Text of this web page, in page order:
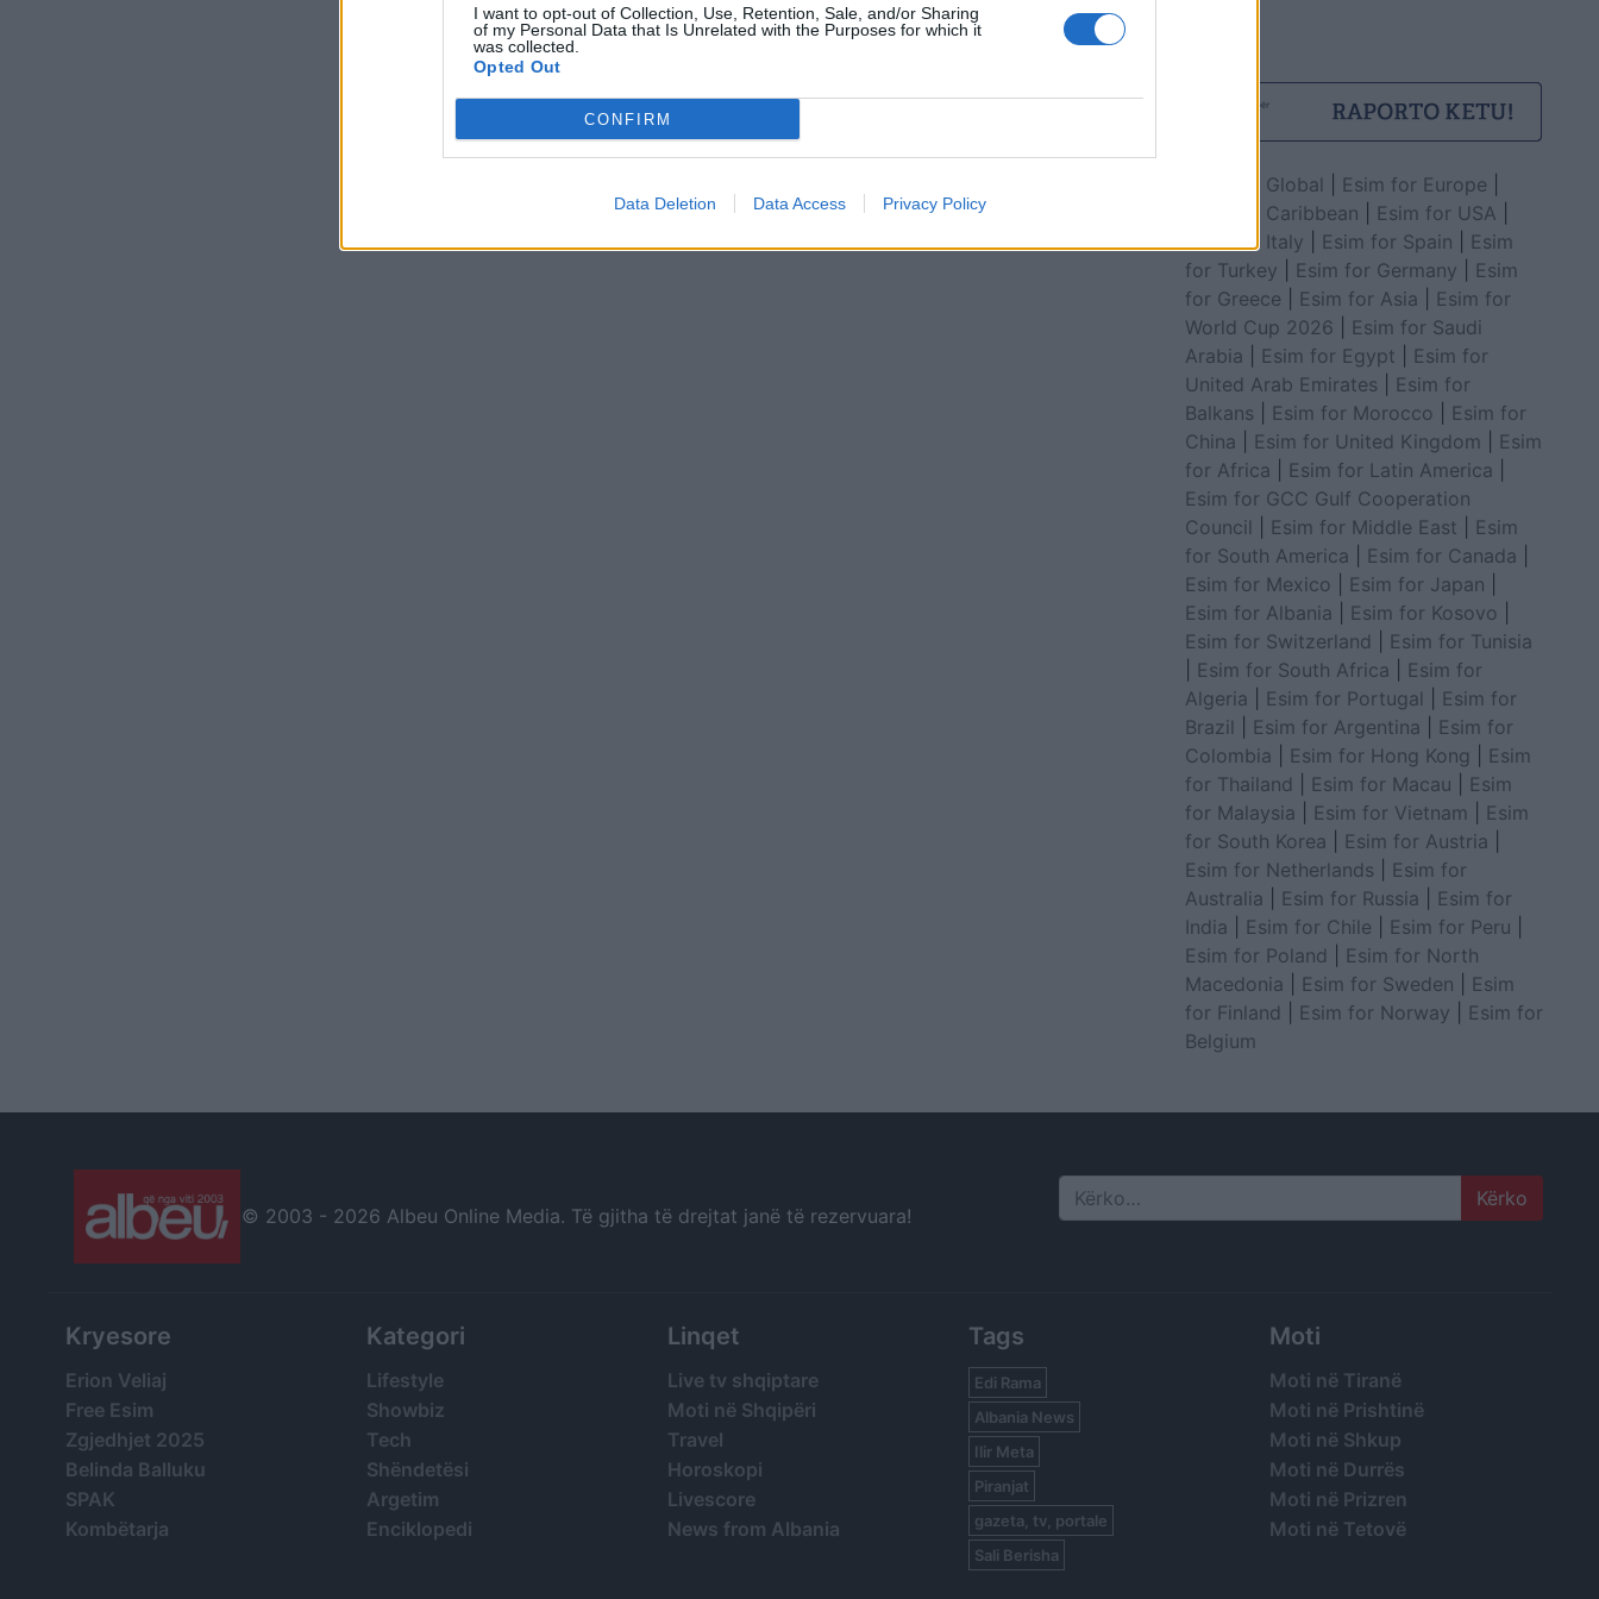
I want to opt-out of Collection, Use, Retention, Sale, and/or Sharing
of my Personal Data that Is Unrelated with the Purposes for which it
was collected.
Opted Out
CONFIRM
Data Deletion Data Access Privacy Policy
Esim for Global Esim for Europe
Esim for Caribbean
Esim for USA
Esim for Italy
Esim for Spain
Esim
for Turkey
Esim for Germany
Esim
for Greece
Esim for Asia
Esim for
World Cup 2026
Esim for Saudi
Arabia
Esim for Egypt
Esim for
United Arab Emirates
Esim for
Balkans
Esim for Morocco
Esim for
China
Esim for United Kingdom
Esim
for Africa
Esim for Latin America
Esim for GCC Gulf Cooperation
Council
Esim for Middle East
Esim
for South America
Esim for Canada
Esim for Mexico
Esim for Japan
Esim for Albania
Esim for Kosovo
Esim for Switzerland
Esim for Tunisia
Esim for South Africa
Esim for
Algeria
Esim for Portugal
Esim for
Brazil
Esim for Argentina
Esim for
Colombia
Esim for Hong Kong
Esim
for Thailand
Esim for Macau
Esim
for Malaysia
Esim for Vietnam
Esim
for South Korea
Esim for Austria
Esim for Netherlands
Esim for
Australia
Esim for Russia
Esim for
India
Esim for Chile Esim for Peru
Esim for Poland
Esim for North
Macedonia
Esim for Sweden
Esim
for Finland
Esim for Norway
Esim for
Belgium
© 2003 - 2026 Albeu Online Media. Të gjitha të drejtat janë të rezervuara! Search
Kryesore
Erion Veliaj
Free Esim
Zgjedhjet 2025
Belinda Balluku
SPAK
Kombëtarja
Kategori
Lifestyle
Showbiz
Tech
Shëndetësi
Argetim
Enciklopedi
Linqet
Live tv shqiptare
Moti në Shqipëri
Travel
Horoskopi
Livescore
News from Albania
Tags
Edi Rama
Albania News
Ilir Meta
Piranjat
gazeta, tv, portale
Sali Berisha
Moti
Moti në Tiranë
Moti në Prishtinë
Moti në Shkup
Moti në Durrës
Moti në Prizren
Moti në Tetovë